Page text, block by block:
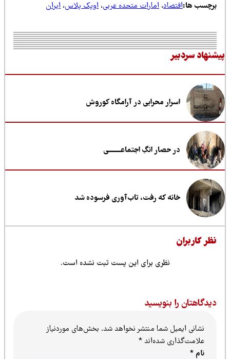
ها:اقتصاد،امارات متحده عربی،اوپک پلاس،ایران
سردبیر
اسرار محرابی در آرامگاه کوروش
در حصار انگِ اجتماعــــــــی
خانه که رفت، تاب‌آوری فرسوده شد
کاربران
نظری برای این پست ثبت نشده است.
را بنویسید
نشانی ایمیل شما منتشر نخواهد شد.بخش‌های موردنیاز
علامت‌گذاری شده‌اند*